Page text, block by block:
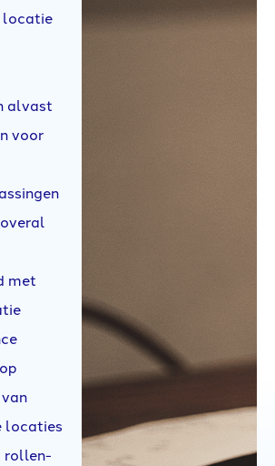
locatie
alvast
voor
met
locaties
rollen-